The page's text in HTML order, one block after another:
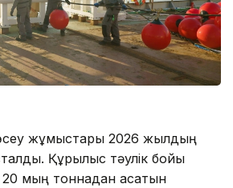
жұмыстары 2026 жылдың
Құрылыс тәулік бойы
мың тоннадан асатын